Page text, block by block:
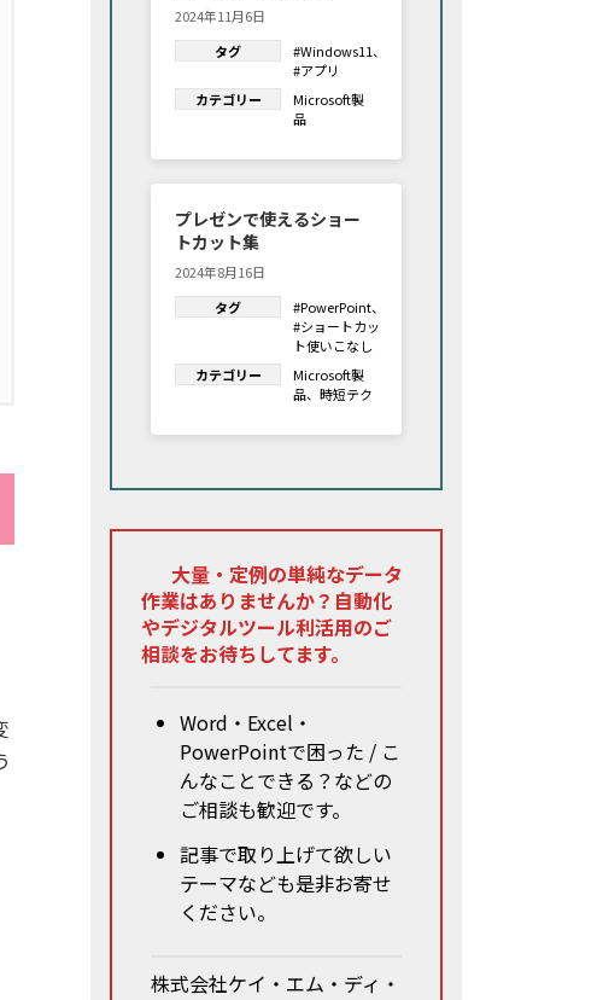
2024年11月6日
タグ
#Windows11、
#アプリ
カテゴリー
Microsoft製
品
プレゼンで使えるショー
トカット集
2024年8月16日
タグ
#PowerPoint、
#ショートカッ
ト使いこなし
カテゴリー
Microsoft製
品、時短テク
大量・定例の単純なデータ
作業はありませんか？自動化
やデジタルツール利活用のご
相談をお待ちしてます。
Word・Excel・
PowerPointで困った / こ
んなことできる？などの
ご相談も歓迎です。
記事で取り上げて欲しい
テーマなども是非お寄せ
ください。
株式会社ケイ・エム・ディ・